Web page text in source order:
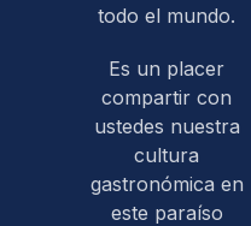
todo el mundo.
Es un placer
compartir con
ustedes nuestra
cultura
gastronómica en
este paraíso